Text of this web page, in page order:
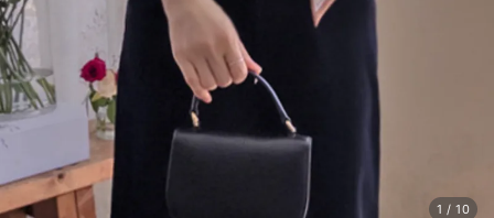
1 / 10